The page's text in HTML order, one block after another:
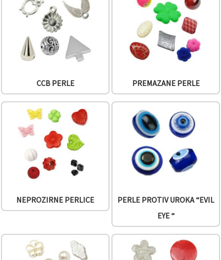
sadržaj i
oglase,
uključujući
partnera za
analitiku i
marketing.
svih
kolačića
klikom na
sve!" Ili
naznačiti
preferencije
Postavkama
odabirom
kolačića i
gumb
Prihvati
CCB PERLE PREMAZANE PERLE
NEPROZIRNE PERLICE
PERLE PROTIV UROKA “EVIL
EYE “